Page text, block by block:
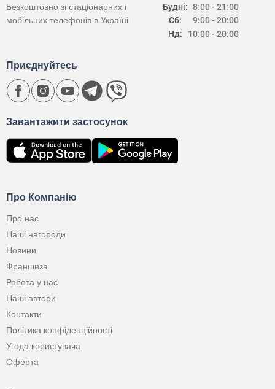
Будні:
Сб:
Нд:
8:00 - 21:00
9:00 - 20:00
10:00 - 20:00
Безкоштовно зі стаціонарних і
мобільних телефонів в Україні
Про Компанію
Про нас
Наші нагороди
Новини
Франшиза
Робота у нас
Наші автори
Контакти
Політика конфіденційності
Угода користувача
Оферта
Завантажити застосунок
Приєднуйтесь